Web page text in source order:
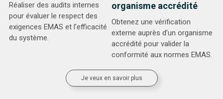
Réaliser des audits internes
pour évaluer le respect des
exigences EMAS et l’efficacité
du système.
organisme accrédité
Obtenez une vérification
externe auprès d’un organisme
accrédité pour valider la
conformité aux normes EMAS.
Je veux en savoir plus